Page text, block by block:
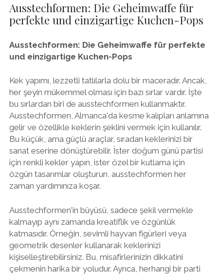
Ausstechformen: Die Geheimwaffe für
perfekte und einzigartige Kuchen-Pops
Ausstechformen: Die Geheimwaffe für perfekte
und einzigartige Kuchen-Pops
Kek yapımı, lezzetli tatlılarla dolu bir maceradır. Ancak,
her şeyin mükemmel olması için bazı sırlar vardır. İşte
bu sırlardan biri de ausstechformen kullanmaktır.
Ausstechformen, Almanca'da kesme kalıpları anlamına
gelir ve özellikle keklerin şeklini vermek için kullanılır.
Bu küçük, ama güçlü araçlar, sıradan keklerinizi bir
sanat eserine dönüştürebilir. İster doğum günü partisi
için renkli kekler yapın, ister özel bir kutlama için
özgün tasarımlar oluşturun, ausstechformen her
zaman yardımınıza koşar.
Ausstechformen'in büyüsü, sadece şekil vermekle
kalmayıp aynı zamanda kreatiflik ve özgünlük
katmasıdır. Örneğin, sevimli hayvan figürleri veya
geometrik desenler kullanarak keklerinizi
kişiselleştirebilirsiniz. Bu, misafirlerinizin dikkatini
çekmenin harika bir yoludur. Ayrıca, herhangi bir parti